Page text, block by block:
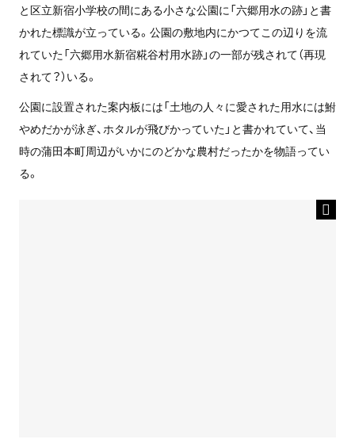
と区立新宿小学校の間にある小さな公園に「六郷用水の跡」と書
かれた標識が立っている。公園の敷地内にかつてこの辺りを流
れていた「六郷用水新宿糀谷村用水跡」の一部が残されて（再現
されて？）いる。
公園に設置された案内板には「土地の人々に愛された用水には鮒
やめだかが泳ぎ、ホタルが飛びかっていた」 と書かれていて、当
時の蒲田本町周辺がいかにのどかな農村だったかを物語ってい
る。